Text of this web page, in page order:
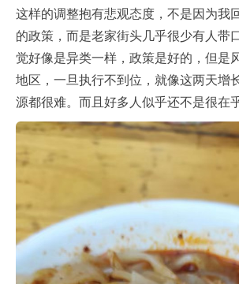
这样的调整抱有悲观态度，不是因为我
的政策，而是老家街头几乎很少有人带
觉好像是异类一样，政策是好的，但是
地区，一旦执行不到位，就像这两天增
源都很难。而且好多人似乎还不是很在